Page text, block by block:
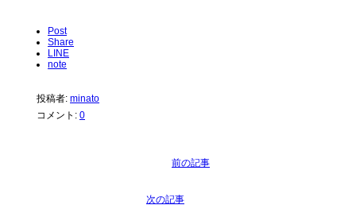
中…Post
Share
LINE
note
投稿者: minato
コメント: 0